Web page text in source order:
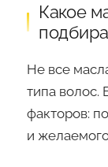
Какое
Не все
типа волос.
факторов:
и